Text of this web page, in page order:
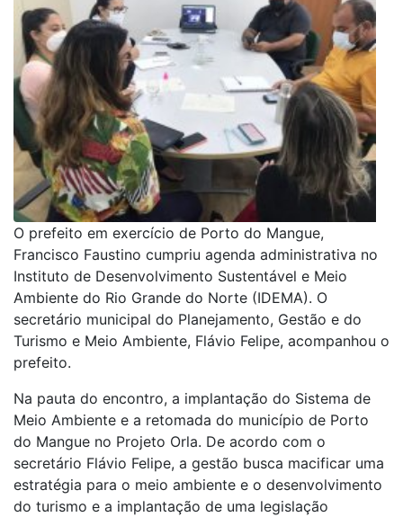
O prefeito em exercício de Porto do Mangue,
Francisco Faustino cumpriu agenda administrativa no
Instituto de Desenvolvimento Sustentável e Meio
Ambiente do Rio Grande do Norte (IDEMA). O
secretário municipal do Planejamento, Gestão e do
Turismo e Meio Ambiente, Flávio Felipe, acompanhou o
prefeito.
Na pauta do encontro, a implantação do Sistema de
Meio Ambiente e a retomada do município de Porto
do Mangue no Projeto Orla. De acordo com o
secretário Flávio Felipe, a gestão busca macificar uma
estratégia para o meio ambiente e o desenvolvimento
do turismo e a implantação de uma legislação